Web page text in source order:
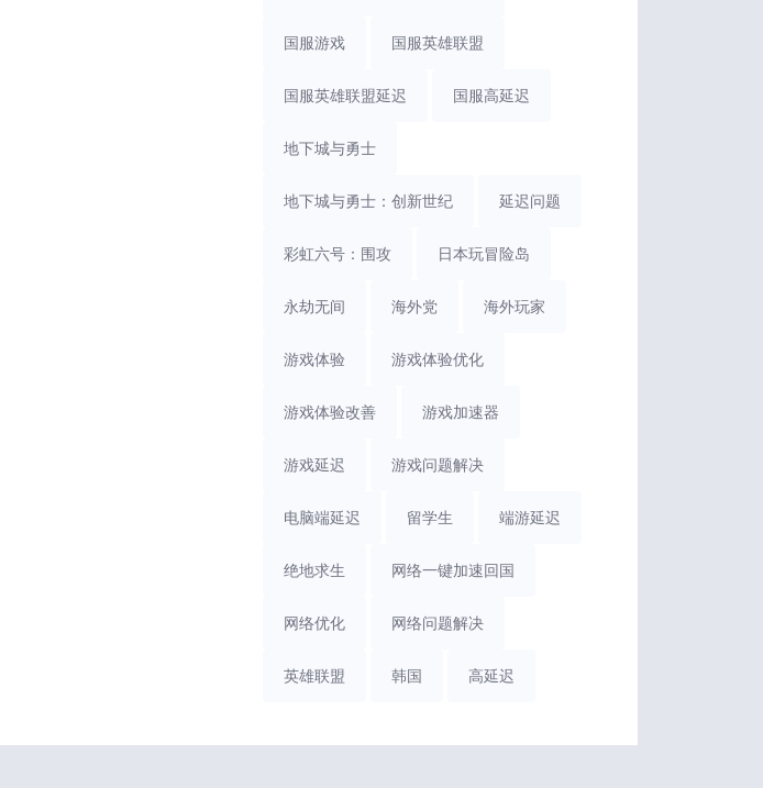
国服游戏 国服英雄联盟
国服英雄联盟延迟 国服高延迟
地下城与勇士
地下城与勇士：创新世纪 延迟问题
彩虹六号：围攻 日本玩冒险岛
永劫无间 海外党 海外玩家
游戏体验 游戏体验优化
游戏体验改善 游戏加速器
游戏延迟 游戏问题解决
电脑端延迟 留学生 端游延迟
绝地求生 网络一键加速回国
网络优化 网络问题解决
英雄联盟 韩国 高延迟